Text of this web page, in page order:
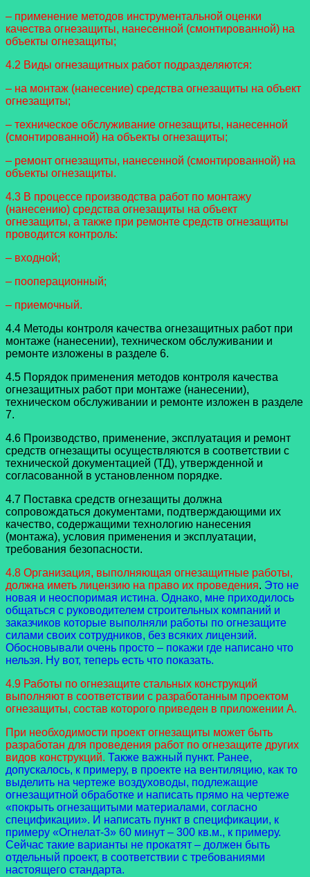
– применение методов инструментальной оценки
качества огнезащиты, нанесенной (смонтированной) на
объекты огнезащиты;
4.2 Виды огнезащитных работ подразделяются:
– на монтаж (нанесение) средства огнезащиты на объект
огнезащиты;
– техническое обслуживание огнезащиты, нанесенной
(смонтированной) на объекты огнезащиты;
– ремонт огнезащиты, нанесенной (смонтированной) на
объекты огнезащиты.
4.3 В процессе производства работ по монтажу
(нанесению) средства огнезащиты на объект
огнезащиты, а также при ремонте средств огнезащиты
проводится контроль:
– входной;
– пооперационный;
– приемочный.
4.4 Методы контроля качества огнезащитных работ при
монтаже (нанесении), техническом обслуживании и
ремонте изложены в разделе 6.
4.5 Порядок применения методов контроля качества
огнезащитных работ при монтаже (нанесении),
техническом обслуживании и ремонте изложен в разделе
7.
4.6 Производство, применение, эксплуатация и ремонт
средств огнезащиты осуществляются в соответствии с
технической документацией (ТД), утвержденной и
согласованной в установленном порядке.
4.7 Поставка средств огнезащиты должна
сопровождаться документами, подтверждающими их
качество, содержащими технологию нанесения
(монтажа), условия применения и эксплуатации,
требования безопасности.
4.8 Организация, выполняющая огнезащитные работы,
должна иметь лицензию на право их проведения. Это не
новая и неоспоримая истина. Однако, мне приходилось
общаться с руководителем строительных компаний и
заказчиков которые выполняли работы по огнезащите
силами своих сотрудников, без всяких лицензий.
Обосновывали очень просто – покажи где написано что
нельзя. Ну вот, теперь есть что показать.
4.9 Работы по огнезащите стальных конструкций
выполняют в соответствии с разработанным проектом
огнезащиты, состав которого приведен в приложении А.
При необходимости проект огнезащиты может быть
разработан для проведения работ по огнезащите других
видов конструкций. Также важный пункт. Ранее,
допускалось, к примеру, в проекте на вентиляцию, как то
выделить на чертеже воздуховоды, подлежащие
огнезащитной обработке и написать прямо на чертеже
«покрыть огнезащитыми материалами, согласно
спецификации». И написать пункт в спецификации, к
примеру «Огнелат-3» 60 минут – 300 кв.м., к примеру.
Сейчас такие варианты не прокатят – должен быть
отдельный проект, в соответствии с требованиями
настоящего стандарта.